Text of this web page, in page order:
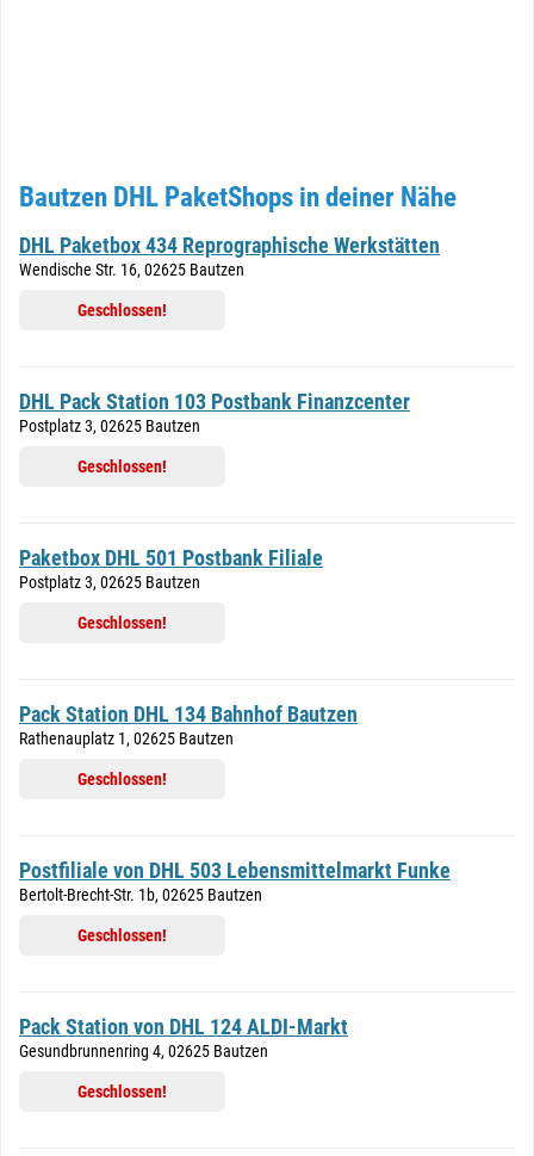
Bautzen DHL PaketShops in deiner Nähe
DHL Paketbox 434 Reprographische Werkstätten
Wendische Str. 16, 02625 Bautzen
Geschlossen!
DHL Pack Station 103 Postbank Finanzcenter
Postplatz 3, 02625 Bautzen
Geschlossen!
Paketbox DHL 501 Postbank Filiale
Postplatz 3, 02625 Bautzen
Geschlossen!
Pack Station DHL 134 Bahnhof Bautzen
Rathenauplatz 1, 02625 Bautzen
Geschlossen!
Postfiliale von DHL 503 Lebensmittelmarkt Funke
Bertolt-Brecht-Str. 1b, 02625 Bautzen
Geschlossen!
Pack Station von DHL 124 ALDI-Markt
Gesundbrunnenring 4, 02625 Bautzen
Geschlossen!